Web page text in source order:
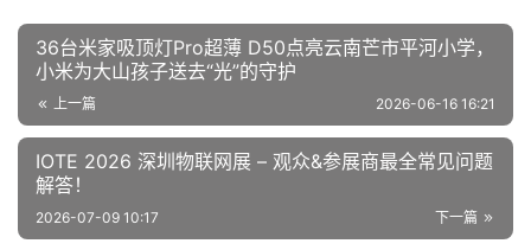
36台米家吸顶灯Pro超薄 D50点亮云南芒市平河小学，
小米为大山孩子送去“光”的守护
上一篇 2026-06-16 16:21
IOTE 2026 深圳物联网展 – 观众&参展商最全常见问题
解答！
下一篇
2026-07-09 10:17